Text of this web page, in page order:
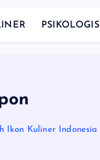
PSIKOLOGIS
Ikon Kuliner Indonesia